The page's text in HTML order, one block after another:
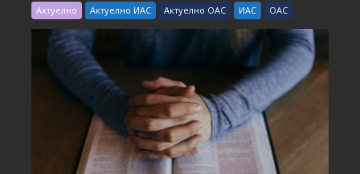
Актуелно Актуелно ИАС Актуелно ОАС ИАС ОАС